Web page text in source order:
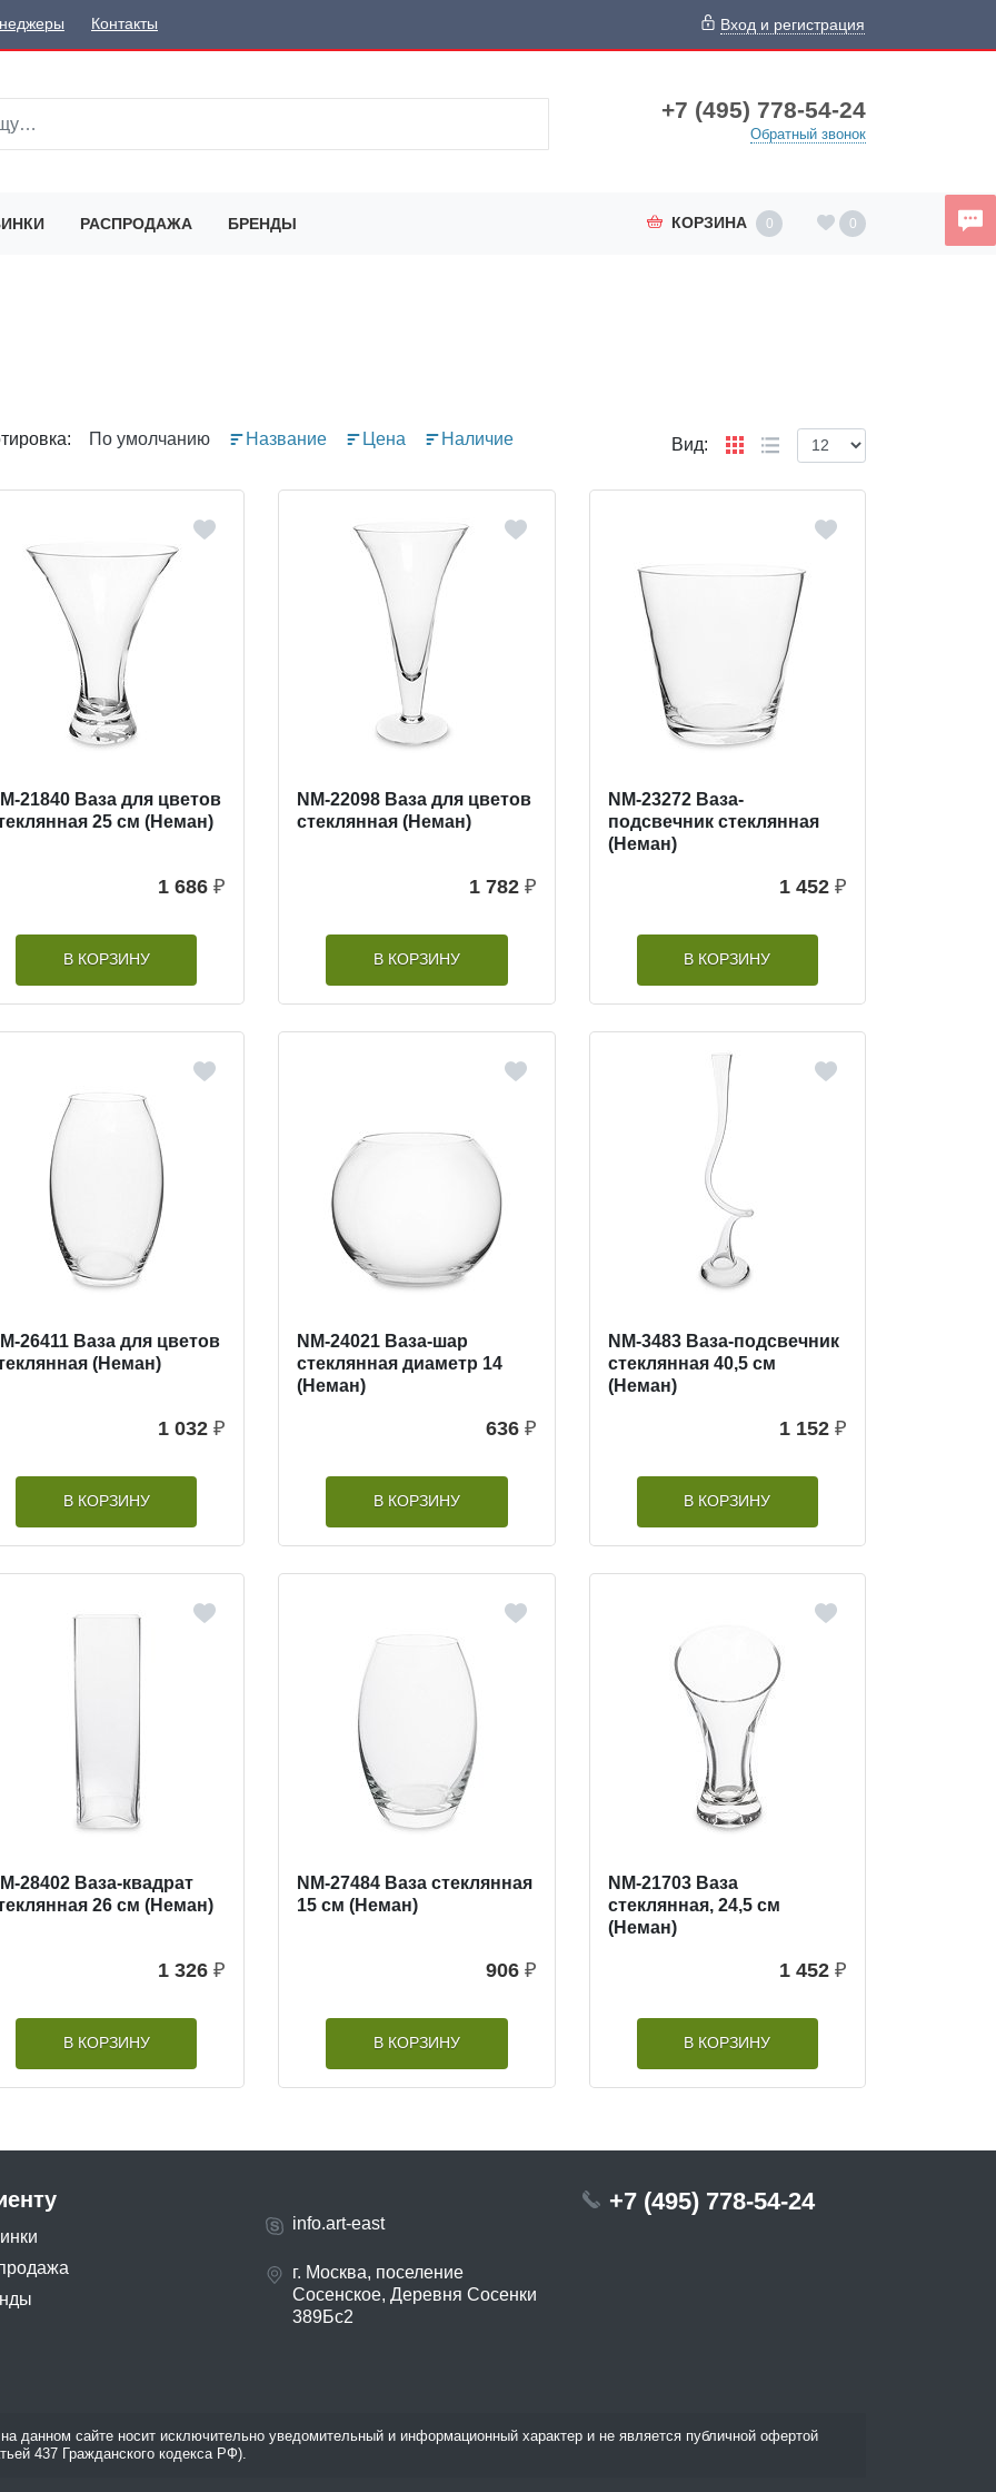
Контакты Вход и регистрация
+7 (495) 778-54-24
Обратный звонок
РАСПРОДАЖА БРЕНДЫ КОРЗИНА 0 0
По умолчанию Название Цена Наличие Вид:
21840 Ваза для цветов
25 см (Неман)
1 686 ₽
В КОРЗИНУ
NM-22098 Ваза для цветов
стеклянная (Неман)
1 782 ₽
В КОРЗИНУ
NM-23272 Ваза-
подсвечник стеклянная
(Неман)
1 452 ₽
В КОРЗИНУ
26411 Ваза для цветов
(Неман)
1 032 ₽
В КОРЗИНУ
NM-24021 Ваза-шар
стеклянная диаметр 14
(Неман)
636 ₽
В КОРЗИНУ
NM-3483 Ваза-подсвечник
стеклянная 40,5 см
(Неман)
1 152 ₽
В КОРЗИНУ
28402 Ваза-квадрат
26 см (Неман)
1 326 ₽
В КОРЗИНУ
NM-27484 Ваза стеклянная
15 см (Неман)
906 ₽
В КОРЗИНУ
NM-21703 Ваза
стеклянная, 24,5 см
(Неман)
1 452 ₽
В КОРЗИНУ
info.art-east
г. Москва, поселение
Сосенское, Деревня Сосенки
389Бс2
+7 (495) 778-54-24
сайте носит исключительно уведомительный и информационный характер и не является публичной офертой
437 Гражданского кодекса РФ).